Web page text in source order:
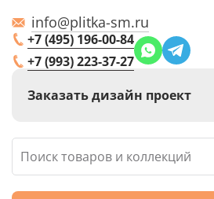
info@plitka-sm.ru
+7 (495) 196-00-84
+7 (993) 223-37-27
Заказать дизайн проект